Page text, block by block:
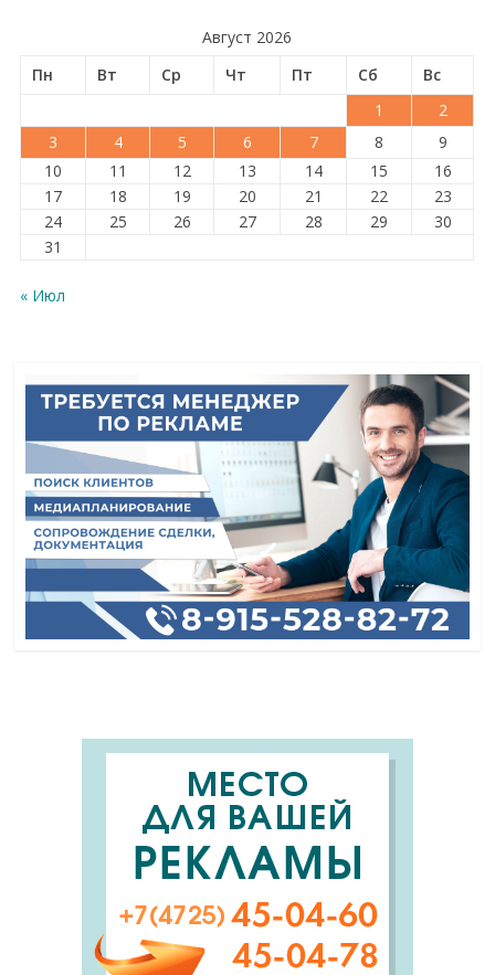
Август 2026
Пн
Вт Ср Чт Пт Сб
Вс
1
2
3
4 5 6 7 8
9
10
11 12 13 14 15
16
17
18 19 20 21 22
23
24
25 26 27 28 29
30
31
« Июл